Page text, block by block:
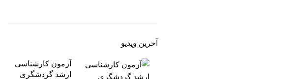
آخرین ویدیو
آزمون کارشناسی
ارشد گردشگری